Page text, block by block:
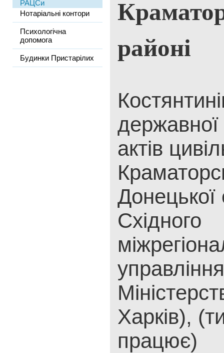
РАЦСи
Нотаріальні контори
Психологічна
допомога
Будинки Пристарілих
районі
державної
актів
Донецької
Східного
управління
Харків),
працює)